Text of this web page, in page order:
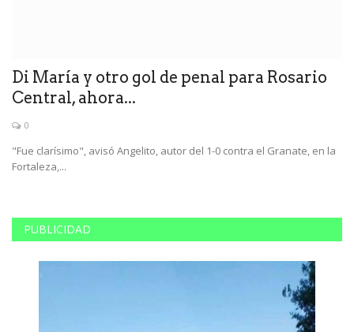
Di María y otro gol de penal para Rosario
Central, ahora...
0
"Fue clarísimo", avisó Angelito, autor del 1-0 contra el Granate, en la
Fortaleza,...
PUBLICIDAD